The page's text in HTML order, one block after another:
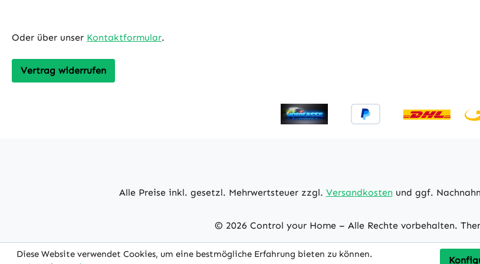
gesteuerte GeräteStromversorgung:
(2x AA; nicht im Lieferumfang
enthalten)Funktechnologie: Z-
Oder über unser Kontaktformular.
Vertrag widerrufen
Alle Preise inkl. gesetzl. Mehrwertsteuer zzgl. Versandkosten und ggf.
© 2026 Control your Home – Alle Rechte vorbehalten.
Diese Website verwendet Cookies, um eine bestmögliche Erfahrung bieten zu können.